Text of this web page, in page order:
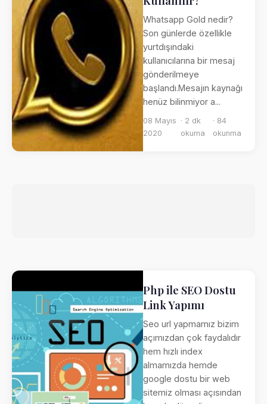
Whatsapp Gold nedir?
Son günlerde özellikle
yurtdışındaki
kullanıcılarına bir mesaj
gönderilmeye
başlandı.Mesajın kaynağı
henüz bilinmiyor a...
08 Mayıs
2020
· 2 dk
okuma
· 84
okunma
Php ile SEO Dostu
Link Yapımı
Seo url yapmamız bizim
açımızdan çok faydalıdır
hem hızlı index
almamızda hemde
google dostu bir web
sitemiz olması açısından